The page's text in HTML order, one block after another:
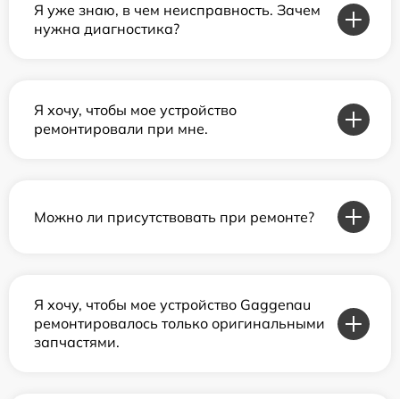
Я уже знаю, в чем неисправность. Зачем
нужна диагностика?
Я хочу, чтобы мое устройство
ремонтировали при мне.
Можно ли присутствовать при ремонте?
Я хочу, чтобы мое устройство Gaggenau
ремонтировалось только оригинальными
запчастями.